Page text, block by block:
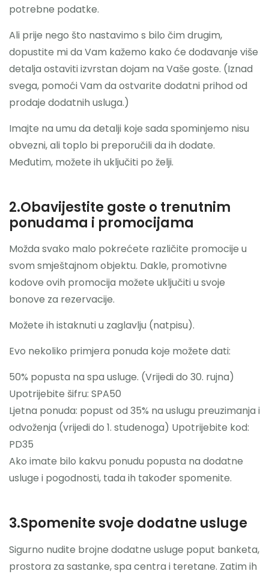
potrebne podatke.
Ali prije nego što nastavimo s bilo čim drugim,
dopustite mi da Vam kažemo kako će dodavanje više
detalja ostaviti izvrstan dojam na Vaše goste. (Iznad
svega, pomoći Vam da ostvarite dodatni prihod od
prodaje dodatnih usluga.)
Imajte na umu da detalji koje sada spominjemo nisu
obvezni, ali toplo bi preporučili da ih dodate.
Međutim, možete ih uključiti po želji.
2.Obavijestite goste o trenutnim
ponudama i promocijama
Možda svako malo pokrećete različite promocije u
svom smještajnom objektu. Dakle, promotivne
kodove ovih promocija možete uključiti u svoje
bonove za rezervacije.
Možete ih istaknuti u zaglavlju (natpisu).
Evo nekoliko primjera ponuda koje možete dati:
50% popusta na spa usluge. (Vrijedi do 30. rujna)
Upotrijebite šifru: SPA50
Ljetna ponuda: popust od 35% na uslugu preuzimanja i
odvoženja (vrijedi do 1. studenoga) Upotrijebite kod:
PD35
Ako imate bilo kakvu ponudu popusta na dodatne
usluge i pogodnosti, tada ih također spomenite.
3.Spomenite svoje dodatne usluge
Sigurno nudite brojne dodatne usluge poput banketa,
prostora za sastanke, spa centra i teretane. Zatim ih